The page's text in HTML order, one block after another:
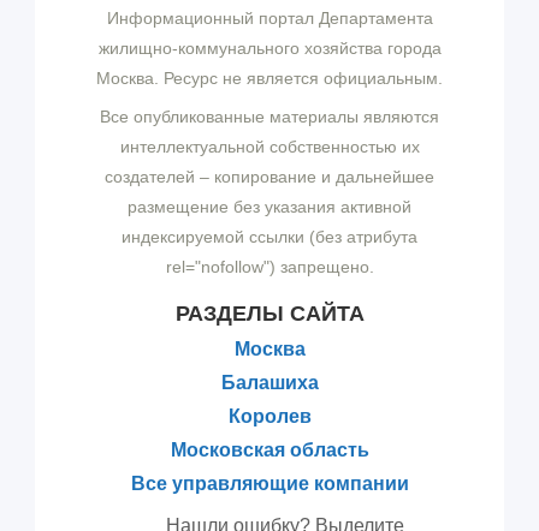
Информационный портал Департамента
жилищно-коммунального хозяйства города
Москва. Ресурс не является официальным.
Все опубликованные материалы являются
интеллектуальной собственностью их
создателей – копирование и дальнейшее
размещение без указания активной
индексируемой ссылки (без атрибута
rel="nofollow") запрещено.
РАЗДЕЛЫ САЙТА
Москва
Балашиха
Королев
Московская область
Все управляющие компании
Нашли ошибку? Выделите